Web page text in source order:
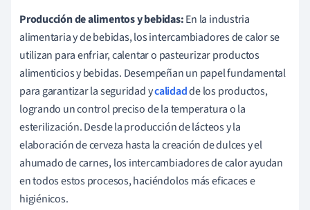
Producción de alimentos y bebidas:En la industria
alimentaria y de bebidas, los intercambiadores de calor se
utilizan para enfriar, calentar o pasteurizar productos
alimenticios y bebidas. Desempeñan un papel fundamental
para garantizar la seguridad ycalidadde los productos,
logrando un control preciso de la temperatura o la
esterilización. Desde la producción de lácteos y la
elaboración de cerveza hasta la creación de dulces y el
ahumado de carnes, los intercambiadores de calor ayudan
en todos estos procesos, haciéndolos más eficaces e
higiénicos.